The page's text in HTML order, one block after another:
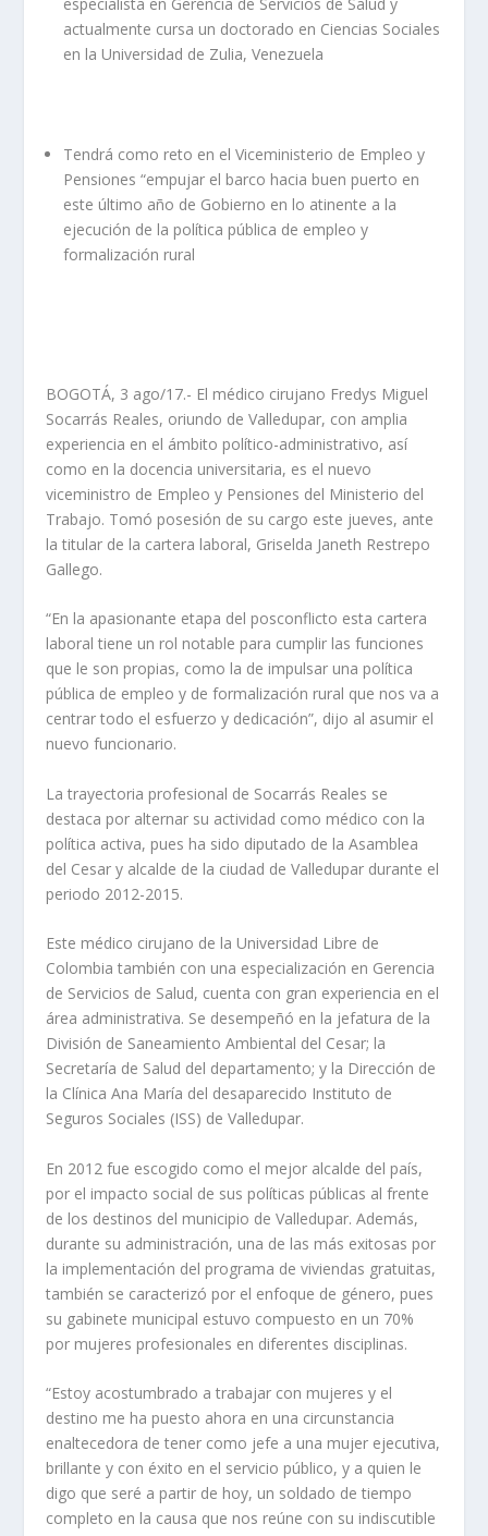
actualmente cursa un doctorado en Ciencias Sociales
en la Universidad de Zulia, Venezuela
Tendrá como reto en el Viceministerio de Empleo y
Pensiones “empujar el barco hacia buen puerto en
este último año de Gobierno en lo atinente a la
ejecución de la política pública de empleo y
formalización rural
BOGOTÁ, 3 ago/17.- El médico cirujano Fredys Miguel
Socarrás Reales, oriundo de Valledupar, con amplia
experiencia en el ámbito político-administrativo, así
como en la docencia universitaria, es el nuevo
viceministro de Empleo y Pensiones del Ministerio del
Trabajo. Tomó posesión de su cargo este jueves, ante
la titular de la cartera laboral, Griselda Janeth Restrepo
Gallego.
“En la apasionante etapa del posconflicto esta cartera
laboral tiene un rol notable para cumplir las funciones
que le son propias, como la de impulsar una política
pública de empleo y de formalización rural que nos va a
centrar todo el esfuerzo y dedicación”, dijo al asumir el
nuevo funcionario.
La trayectoria profesional de Socarrás Reales se
destaca por alternar su actividad como médico con la
política activa, pues ha sido diputado de la Asamblea
del Cesar y alcalde de la ciudad de Valledupar durante el
periodo 2012-2015.
Este médico cirujano de la Universidad Libre de
Colombia también con una especialización en Gerencia
de Servicios de Salud, cuenta con gran experiencia en el
área administrativa. Se desempeñó en la jefatura de la
División de Saneamiento Ambiental del Cesar; la
Secretaría de Salud del departamento; y la Dirección de
la Clínica Ana María del desaparecido Instituto de
Seguros Sociales (ISS) de Valledupar.
En 2012 fue escogido como el mejor alcalde del país,
por el impacto social de sus políticas públicas al frente
de los destinos del municipio de Valledupar. Además,
durante su administración, una de las más exitosas por
la implementación del programa de viviendas gratuitas,
también se caracterizó por el enfoque de género, pues
su gabinete municipal estuvo compuesto en un 70%
por mujeres profesionales en diferentes disciplinas.
“Estoy acostumbrado a trabajar con mujeres y el
destino me ha puesto ahora en una circunstancia
enaltecedora de tener como jefe a una mujer ejecutiva,
brillante y con éxito en el servicio público, y a quien le
digo que seré a partir de hoy, un soldado de tiempo
completo en la causa que nos reúne con su indiscutible